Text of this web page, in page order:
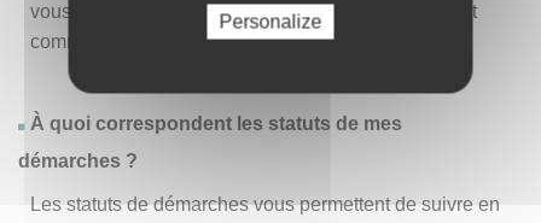
Personalize
vous pouvez choisir la démarche vous intéressant et
commencer à la remplir en un clic.
À quoi correspondent les statuts de mes
démarches ?
Les statuts de démarches vous permettent de suivre en